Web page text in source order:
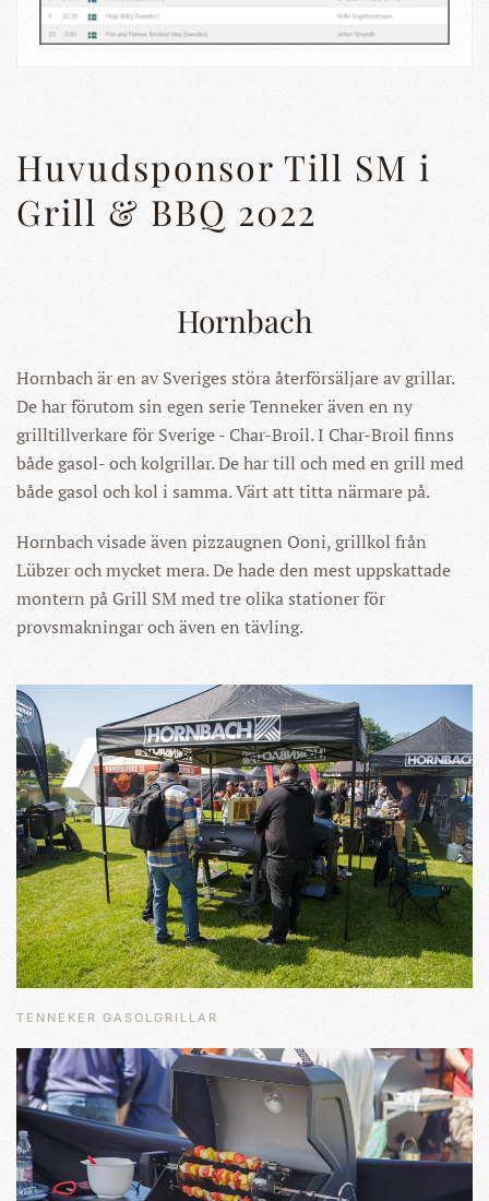
Huvudsponsor Till SM i
Grill & BBQ 2022
Hornbach
Hornbach är en av Sveriges störa återförsäljare av grillar.
De har förutom sin egen serie Tenneker även en ny
grilltillverkare för Sverige - Char-Broil. I Char-Broil finns
både gasol- och kolgrillar. De har till och med en grill med
både gasol och kol i samma. Värt att titta närmare på.
Hornbach visade även pizzaugnen Ooni, grillkol från
Lübzer och mycket mera. De hade den mest uppskattade
montern på Grill SM med tre olika stationer för
provsmakningar och även en tävling.
TENNEKER GASOLGRILLAR